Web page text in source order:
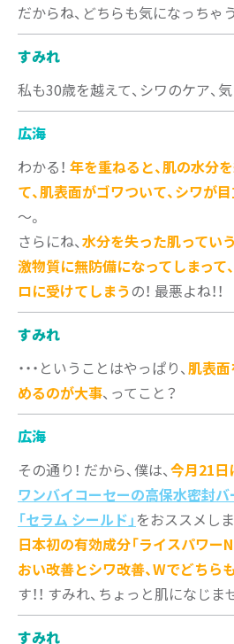
だからね、どちらも気になっちゃう
すみれ
私も30歳を越えて、シワのケア、気
広海
わかる！ 年を重ねると、肌の水分
て、肌表面がゴワついて、シワが
～。
さらにね、水分を失った肌ってい
激物質に無防備になってしまって
ロに受けてしまうの！ 最悪よね！！
すみれ
・・・ということはやっぱり、肌表
めるのが大事、ってこと？
広海
その通り！ だから、僕は、今月21日
ワンバイコーセーの高保水密封バ
「セラム シールド」 をおススメしま
日本初の有効成分「ライスパワー
おい改善とシワ改善、Wでどちら
す！！ すみれ、ちょっと肌になじま
すみれ